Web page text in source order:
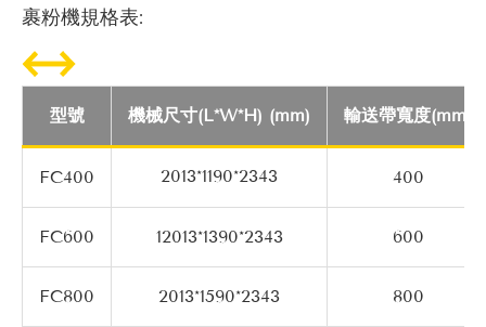
裹粉機規格表:
型號 機械尺寸(L*W*H) (mm) 輸送帶寬度(mm)
FC400 2013*1190*2343 400
FC600 12013*1390*2343 600
FC800 2013*1590*2343 800